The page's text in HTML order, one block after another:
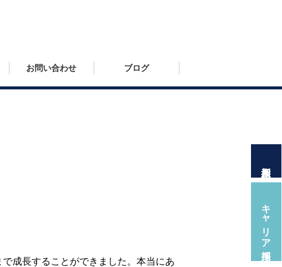
お問い合わせ ブログ
成長することができました。本当にあ
キャリア採用